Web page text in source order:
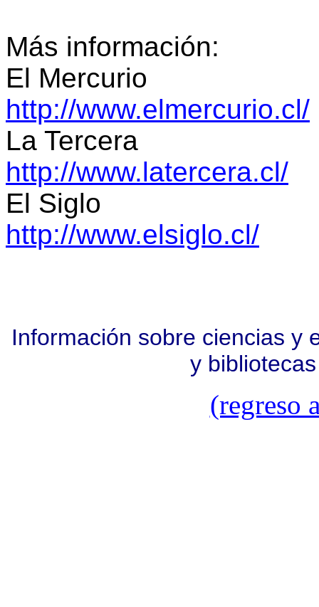
Más información:
El Mercurio
http://www.elmercurio.cl/
La Tercera
http://www.latercera.cl/
El Siglo
http://www.elsiglo.cl/
Información sobre ciencias y
y
(regreso